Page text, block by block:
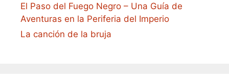
El Paso del Fuego Negro – Una Guía de
Aventuras en la Periferia del Imperio
La canción de la bruja